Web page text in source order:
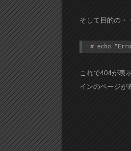
そして目的の・
# echo
これで404が表
インのページが